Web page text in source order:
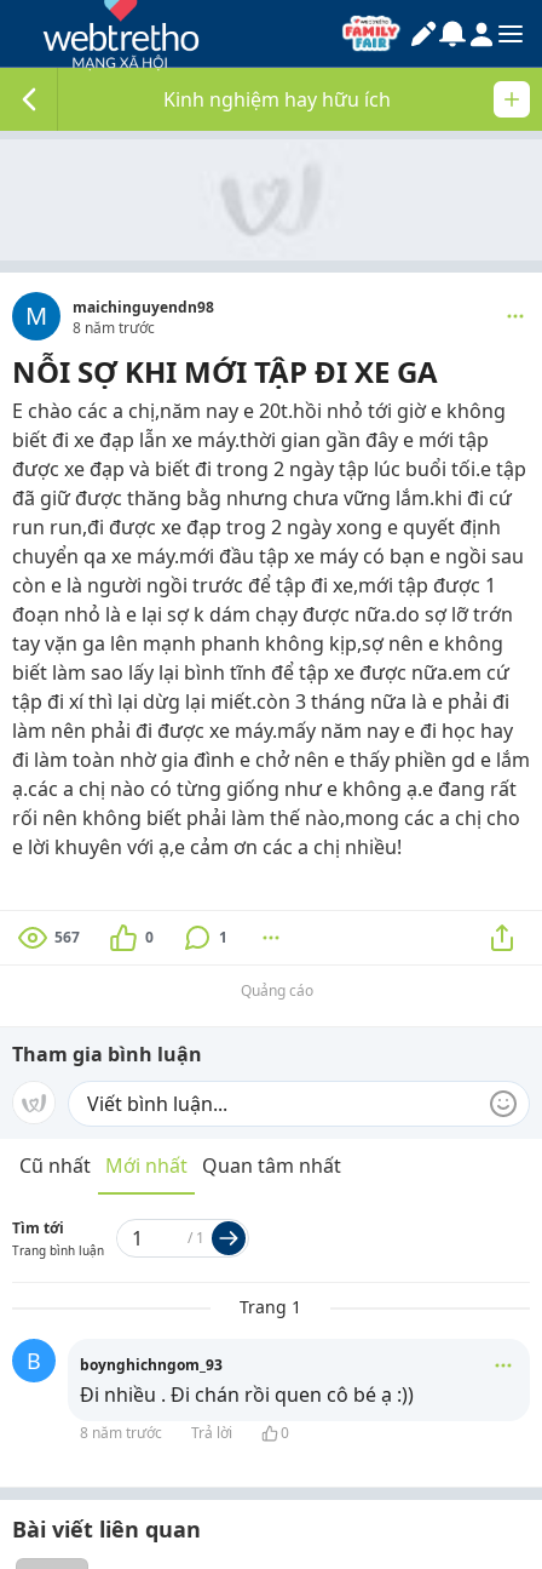
Kinh nghiệm hay hữu ích
M
maichinguyendn98
8 năm trước
NỖI SỢ KHI MỚI TẬP ĐI XE GA
E chào các a chị,năm nay e 20t.hồi nhỏ tới giờ e không
biết đi xe đạp lẫn xe máy.thời gian gần đây e mới tập
được xe đạp và biết đi trong 2 ngày tập lúc buổi tối.e tập
đã giữ được thăng bằg nhưng chưa vững lắm.khi đi cứ
run run,đi được xe đạp trog 2 ngày xong e quyết định
chuyển qa xe máy.mới đầu tập xe máy có bạn e ngồi sau
còn e là người ngồi trước để tập đi xe,mới tập được 1
đoạn nhỏ là e lại sợ k dám chạy được nữa.do sợ lỡ trớn
tay vặn ga lên mạnh phanh không kịp,sợ nên e không
biết làm sao lấy lại bình tĩnh để tập xe được nữa.em cứ
tập đi xí thì lại dừg lại miết.còn 3 tháng nữa là e phải đi
làm nên phải đi được xe máy.mấy năm nay e đi học hay
đi làm toàn nhờ gia đình e chở nên e thấy phiền gd e lắm
ạ.các a chị nào có từng giống như e không ạ.e đang rất
rối nên không biết phải làm thế nào,mong các a chị cho
e lời khuyên với ạ,e cảm ơn các a chị nhiều!
567 0 1
Quảng cáo
Tham gia bình luận
Cũ nhất Mới nhất Quan tâm nhất
Tìm tới
Trang bình luận
/ 1
Trang 1
B boynghichngom_93
Đi nhiều . Đi chán rồi quen cô bé ạ :))
8 năm trước Trả lời 0
Bài viết liên quan